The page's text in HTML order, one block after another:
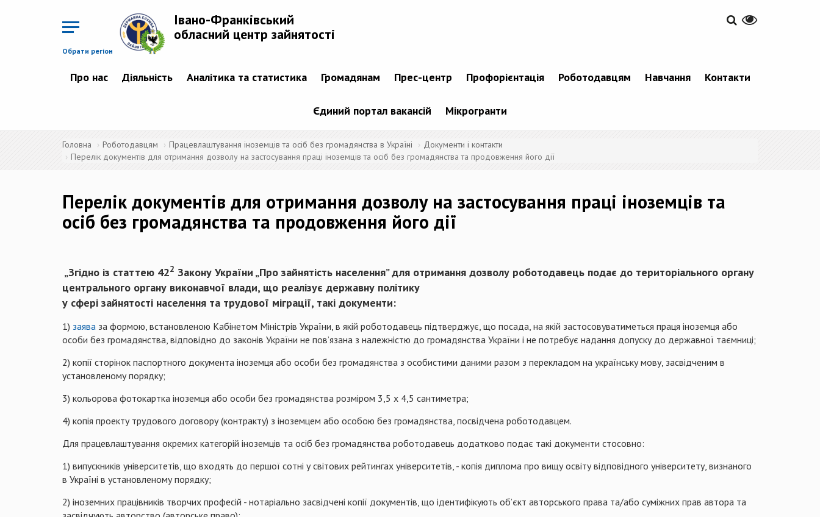
Обрати регіон
Івано-Франківський
обласний центр зайнятості
Про нас Діяльність Аналітика та статистика Громадянам Прес-центр Профорієнтація Роботодавцям Навчання Контакти
Єдиний портал вакансій Мікрогранти
Головна Роботодавцям Працевлаштування іноземців та осіб без громадянства в Україні
Документи і контакти
Перелік документів для отримання дозволу на застосування праці іноземців та осіб без громадянства та продовження його дії
Перелік документів для отримання дозволу на застосування праці іноземців та
осіб без громадянства та продовження його дії
„Згідно із статтею 422 Закону України „Про зайнятість населення” для отримання дозволу роботодавець подає до територіального органу
центрального органу виконавчої влади, що реалізує державну політику
у сфері зайнятості населення та трудової міграції, такі документи:
1) заява за формою, встановленою Кабінетом Міністрів України, в якій роботодавець підтверджує, що посада, на якій застосовуватиметься праця іноземця або
особи без громадянства, відповідно до законів України не пов’язана з належністю до громадянства України і не потребує надання допуску до державної таємниці;
2) копії сторінок паспортного документа іноземця або особи без громадянства з особистими даними разом з перекладом на українську мову, засвідченим в
установленому порядку;
3) кольорова фотокартка іноземця або особи без громадянства розміром 3,5 x 4,5 сантиметра;
4) копія проекту трудового договору (контракту) з іноземцем або особою без громадянства, посвідчена роботодавцем.
Для працевлаштування окремих категорій іноземців та осіб без громадянства роботодавець додатково подає такі документи стосовно:
1) випускників університетів, що входять до першої сотні у світових рейтингах університетів, - копія диплома про вищу освіту відповідного університету, визнаного
в Україні в установленому порядку;
2) іноземних працівників творчих професій - нотаріально засвідчені копії документів, що ідентифікують об’єкт авторського права та/або суміжних прав автора та